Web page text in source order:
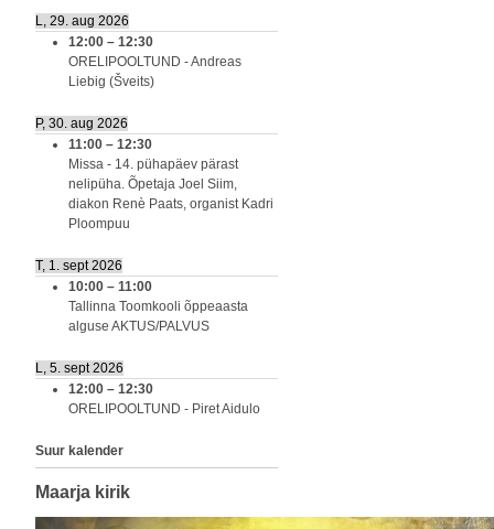
L, 29. aug 2026
12:00 – 12:30
ORELIPOOLTUND - Andreas
Liebig (Šveits)
P, 30. aug 2026
11:00 – 12:30
Missa - 14. pühapäev pärast
nelipüha. Õpetaja Joel Siim,
diakon Renè Paats, organist Kadri
Ploompuu
T, 1. sept 2026
10:00 – 11:00
Tallinna Toomkooli õppeaasta
alguse AKTUS/PALVUS
L, 5. sept 2026
12:00 – 12:30
ORELIPOOLTUND - Piret Aidulo
Suur kalender
Maarja kirik